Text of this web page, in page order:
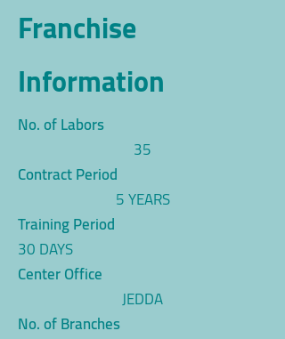
Franchise
Information
No. of Labors
35
Contract Period
5 YEARS
Training Period
30 DAYS
Center Office
JEDDA
No. of Branches